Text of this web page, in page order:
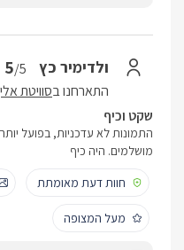
ולדימיר כץ 5/5
התארחנו בסוויטת
שקט וכיף
התמונות לא עדכניות, בפועל
מושלמים. היה כיף
חוות דעת מאומתת
מעל המצופה